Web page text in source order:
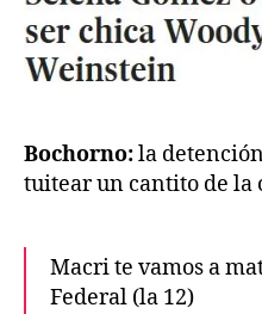
Bochorno:la
tuitear un cantito de la
Macri te vamos a
Federal (la 12)